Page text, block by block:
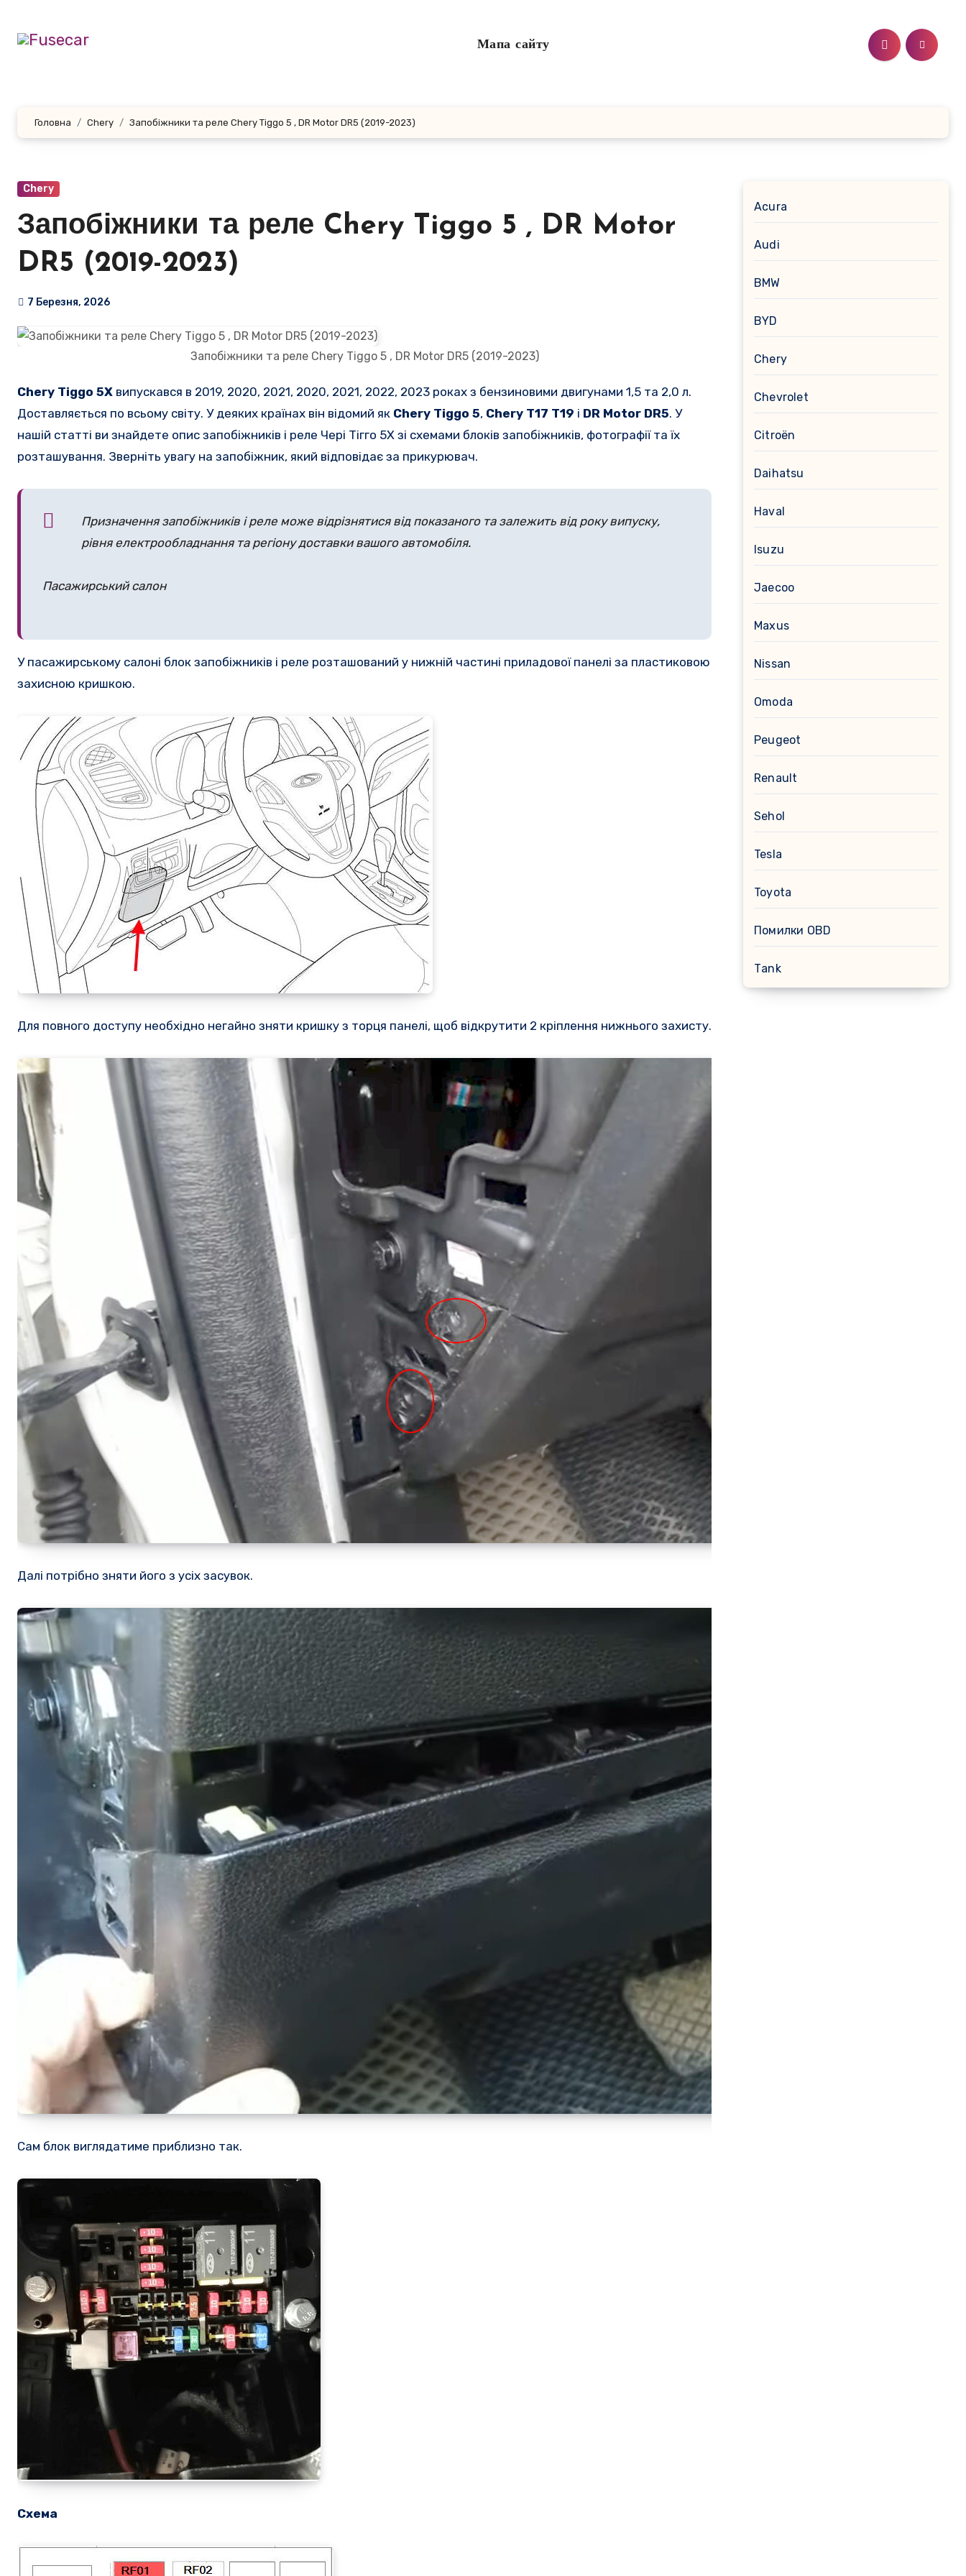
контенту
Мапа сайту
Головна Chery Запобіжники та реле Chery Tiggo 5 , DR Motor DR5 (2019-2023)
Chery
Запобіжники та реле Chery Tiggo 5 , DR Motor
DR5 (2019-2023)
7 Березня, 2026
Запобіжники та реле Chery Tiggo 5 , DR Motor DR5 (2019-2023)
Chery Tiggo 5X випускався в 2019, 2020, 2021, 2020, 2021, 2022, 2023 роках з бензиновими двигунами 1,5 та 2,0 л.
Доставляється по всьому світу. У деяких країнах він відомий як Chery Tiggo 5, Chery T17 T19 і DR Motor DR5. У
нашій статті ви знайдете опис запобіжників і реле Чері Тігго 5Х зі схемами блоків запобіжників, фотографії та їх
розташування. Зверніть увагу на запобіжник, який відповідає за прикурювач.
Призначення запобіжників і реле може відрізнятися від показаного та залежить від року випуску,
рівня електрообладнання та регіону доставки вашого автомобіля.
Пасажирський салон
У пасажирському салоні блок запобіжників і реле розташований у нижній частині приладової панелі за пластиковою
захисною кришкою.
Для повного доступу необхідно негайно зняти кришку з торця панелі, щоб відкрутити 2 кріплення нижнього захисту.
Далі потрібно зняти його з усіх засувок.
Сам блок виглядатиме приблизно так.
Схема
Acura
Audi
BMW
BYD
Chery
Chevrolet
Citroën
Daihatsu
Haval
Isuzu
Jaecoo
Maxus
Nissan
Omoda
Peugeot
Renault
Sehol
Tesla
Toyota
Помилки OBD
Таnk